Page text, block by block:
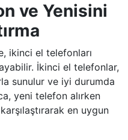
ve Yenisini
ikinci el telefonları
İkinci el telefonlar,
sunulur ve iyi durumda
yeni telefon alırken
en uygun